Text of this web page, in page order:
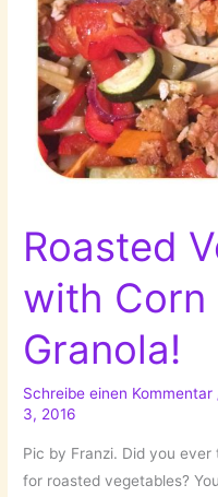
Roasted
with Corn
Granola!
Schreibe einen Kommentar
3, 2016
Pic by Franzi. Did you
for roasted vegetables?